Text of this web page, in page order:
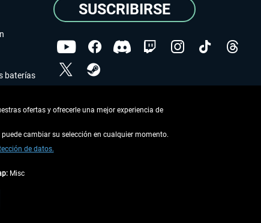
baterías
SUSCRIBIRSE
Copyright © Aerosoft GmbH - Todos los derechos
lo contrario
ofertas y ofrecerle una mejor experiencia de
cambiar su selección en cualquier momento.
de datos.
Misc